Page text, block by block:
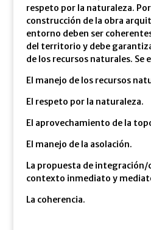
respeto por la naturaleza.
construcción de la obra
entorno deben ser
del territorio y debe
de los recursos naturales. Se
El manejo de los recursos
El respeto por la naturaleza.
El aprovechamiento de la
El manejo de la asolación.
La propuesta de integración/
contexto inmediato y
La coherencia.